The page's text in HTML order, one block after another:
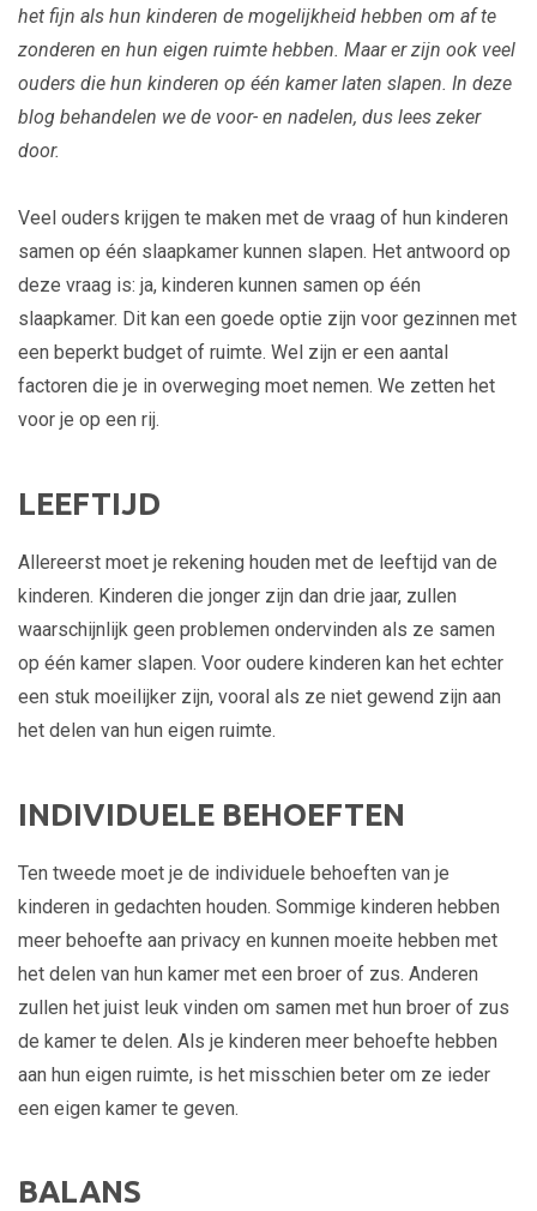
het fijn als hun kinderen de mogelijkheid hebben om af te
zonderen en hun eigen ruimte hebben. Maar er zijn ook veel
ouders die hun kinderen op één kamer laten slapen. In deze
blog behandelen we de voor- en nadelen, dus lees zeker
door.
Veel ouders krijgen te maken met de vraag of hun kinderen
samen op één slaapkamer kunnen slapen. Het antwoord op
deze vraag is: ja, kinderen kunnen samen op één
slaapkamer. Dit kan een goede optie zijn voor gezinnen met
een beperkt budget of ruimte. Wel zijn er een aantal
factoren die je in overweging moet nemen. We zetten het
voor je op een rij.
LEEFTIJD
Allereerst moet je rekening houden met de leeftijd van de
kinderen. Kinderen die jonger zijn dan drie jaar, zullen
waarschijnlijk geen problemen ondervinden als ze samen
op één kamer slapen. Voor oudere kinderen kan het echter
een stuk moeilijker zijn, vooral als ze niet gewend zijn aan
het delen van hun eigen ruimte.
INDIVIDUELE BEHOEFTEN
Ten tweede moet je de individuele behoeften van je
kinderen in gedachten houden. Sommige kinderen hebben
meer behoefte aan privacy en kunnen moeite hebben met
het delen van hun kamer met een broer of zus. Anderen
zullen het juist leuk vinden om samen met hun broer of zus
de kamer te delen. Als je kinderen meer behoefte hebben
aan hun eigen ruimte, is het misschien beter om ze ieder
een eigen kamer te geven.
BALANS